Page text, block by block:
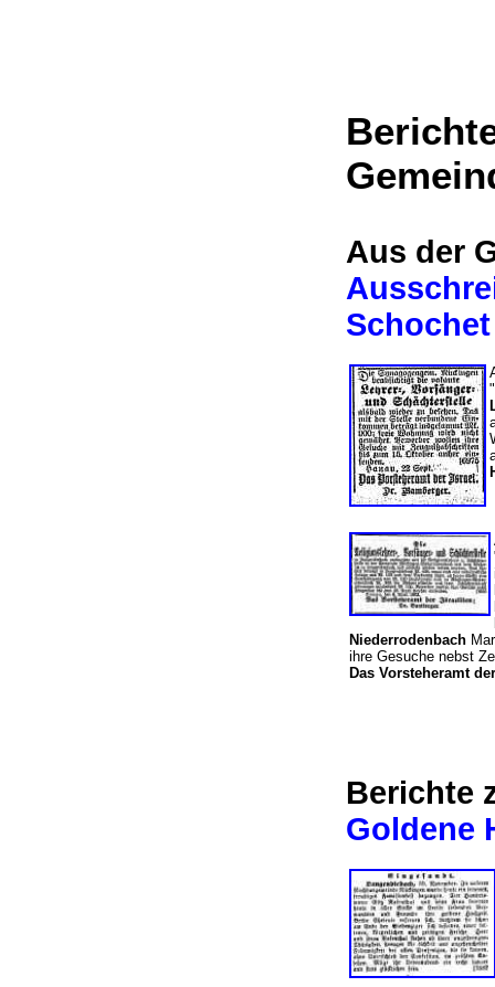
Aus der
Niederrodenbach
ihre Gesuche nebst
Das Vorsteheramt
Berichte
Goldene